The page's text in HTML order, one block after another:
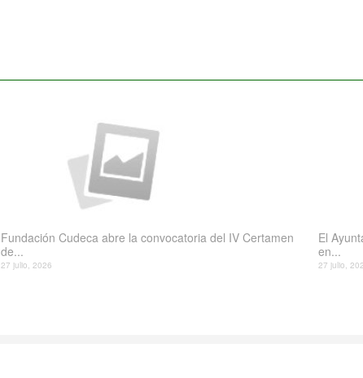
Fundación Cudeca abre la convocatoria del IV Certamen
de...
27 julio, 2026
El
en...
27 julio,